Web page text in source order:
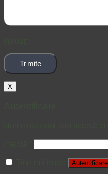
X
Autentificare